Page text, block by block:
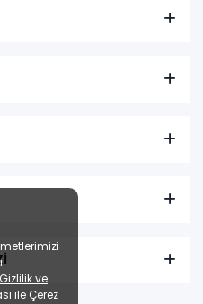
Gizlilik ve
ile Çerez